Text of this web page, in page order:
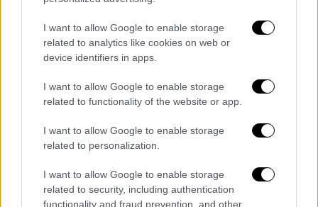
I want to allow Google to enable storage
related to analytics like cookies on web or
device identifiers in apps.
I want to allow Google to enable storage
related to functionality of the website or app.
I want to allow Google to enable storage
related to personalization.
I want to allow Google to enable storage
related to security, including authentication
functionality and fraud prevention, and other
προκειμένου να αποφευχθεί η έξωση. Ο
ίδιος ο ηθοποιός, ωστόσο,διέψευσε
κατηγορηματικά οποιαδήποτε σχέση με την
Σε βίντεο που ανάρτησε στον λογαριασμό
του στο Instagram τον Ιανουάριο,
εμφανίστηκε εμφανώς εκνευρισμένος,
φιλανθρωπία» και πως δεν είχε καμία
εμπλοκή με τη συγκέντρωση χρημάτων